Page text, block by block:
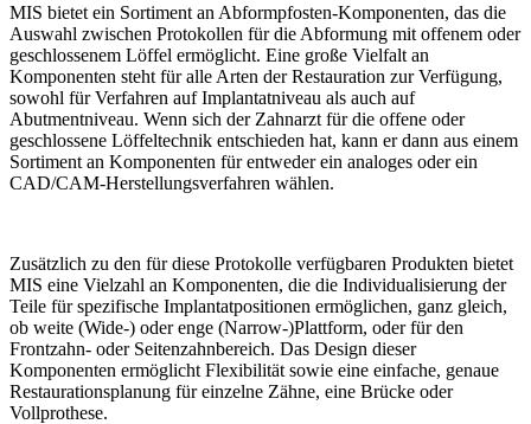
MIS bietet ein Sortiment an Abformpfosten-Komponenten, das die
Auswahl zwischen Protokollen für die Abformung mit offenem oder
geschlossenem Löffel ermöglicht. Eine große Vielfalt an
Komponenten steht für alle Arten der Restauration zur Verfügung,
sowohl für Verfahren auf Implantatniveau als auch auf
Abutmentniveau. Wenn sich der Zahnarzt für die offene oder
geschlossene Löffeltechnik entschieden hat, kann er dann aus einem
Sortiment an Komponenten für entweder ein analoges oder ein
CAD/CAM-Herstellungsverfahren wählen.
Zusätzlich zu den für diese Protokolle verfügbaren Produkten bietet
MIS eine Vielzahl an Komponenten, die die Individualisierung der
Teile für spezifische Implantatpositionen ermöglichen, ganz gleich,
ob weite (Wide-) oder enge (Narrow-)Plattform, oder für den
Frontzahn- oder Seitenzahnbereich. Das Design dieser
Komponenten ermöglicht Flexibilität sowie eine einfache, genaue
Restaurationsplanung für einzelne Zähne, eine Brücke oder
Vollprothese.